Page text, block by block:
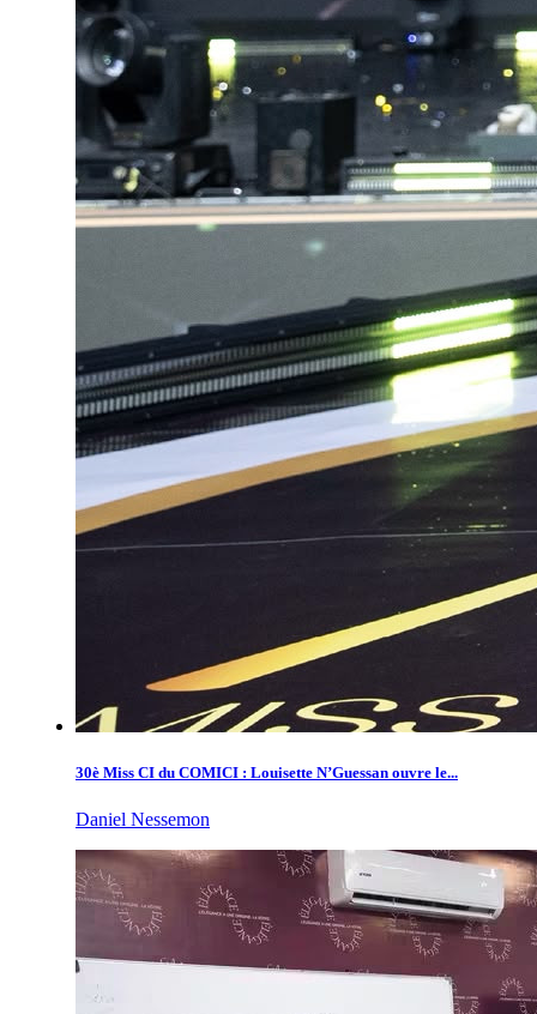
30è Miss CI du COMICI : Louisette N’Guessan ouvre le...
Daniel Nessemon